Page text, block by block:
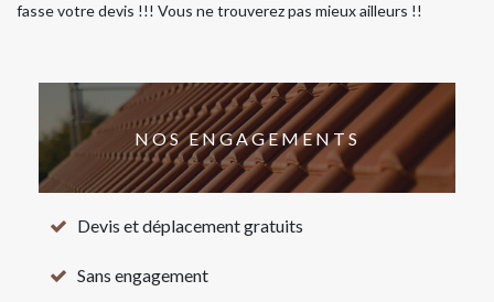
fasse votre devis !!! Vous ne trouverez pas mieux ailleurs !!
NOS ENGAGEMENTS
Devis et déplacement gratuits
Sans engagement